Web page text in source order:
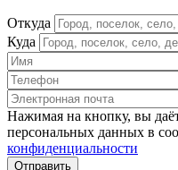
Откуда
Куда
Нажимая на кнопку, вы
персональных данных в
конфиденциальности